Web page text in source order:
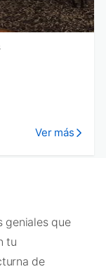
Ver más
geniales que
tu
de